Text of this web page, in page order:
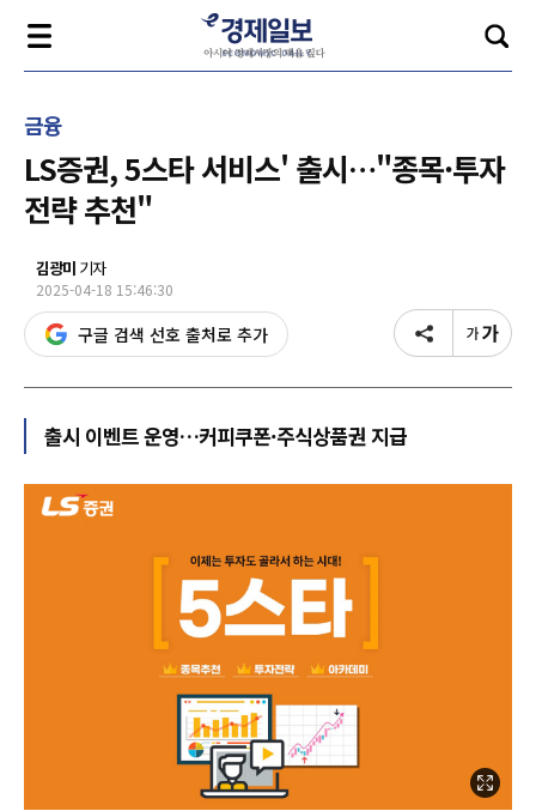
금융
LS증권, 5스타 서비스' 출시…"종목·투자
전략 추천"
김광미 기자
2025-04-18 15:46:30
구글 검색 선호 출처로 추가
출시 이벤트 운영…커피쿠폰·주식상품권 지급